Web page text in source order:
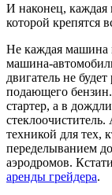
И наконец, каждая
которой крепятся
Не каждая машина
машина-
двигатель не
подающего
стартер, а в
стеклоочиститель.
техникой для тех,
переделыванием
аэродромов.
аренды грейдера.